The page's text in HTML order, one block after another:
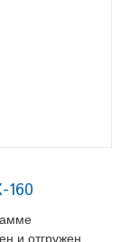
160
и отгружен